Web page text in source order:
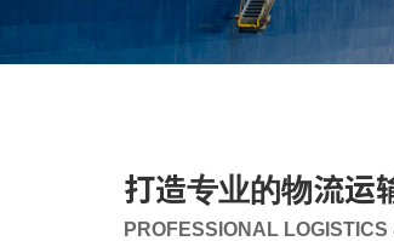
打造专业的物流运
PROFESSIONAL